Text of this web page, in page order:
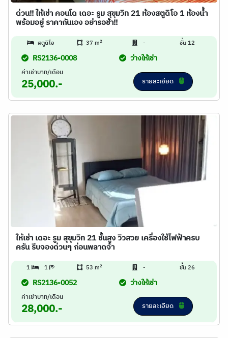
ด่วน!! ให้เช่า คอนโด เดอะ รูม สุขุมวิท 21 ห้องสตูดิโอ 1 ห้องน้ำ
พร้อมอยู่ ราคากันเอง อย่ารอช้า!!
สตูดิโอ 37 m2 - ชั้น 12
RS2136-0008 ว่างให้เช่า
ค่าเช่าบาท/เดือน
25,000.- รายละเอียด
ให้เช่า เดอะ รูม สุขุมวิท 21 ชั้นสูง วิวสวย เครื่องใช้ไฟฟ้าครบ
ครัน รีบจองด่วนๆ ก่อนพลาดจ้า
1 1 53 m2 - ชั้น 26
RS2136-0052 ว่างให้เช่า
ค่าเช่าบาท/เดือน
28,000.- รายละเอียด